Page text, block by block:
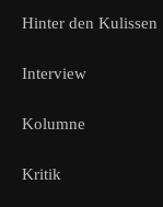
Hinter den Kulissen
Interview
Kolumne
Kritik